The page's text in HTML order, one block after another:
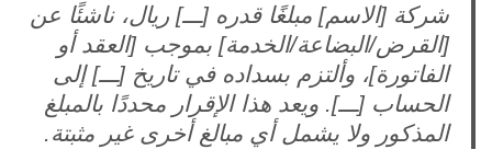
شركة [الاسم] مبلغًا قدره [ـــ] ريال، ناشئًا عن
[القرض/البضاعة/الخدمة] بموجب [العقد أو
الفاتورة]، وألتزم بسداده في تاريخ [ـــ] إلى
الحساب [ـــ]. ويعد هذا الإقرار محددًا بالمبلغ
المذكور ولا يشمل أي مبالغ أخرى غير مثبتة.